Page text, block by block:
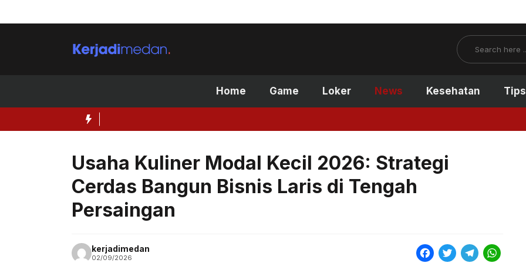
to
Search
Home Game Loker News Kesehatan Tips
Usaha Kuliner Modal Kecil 2026: Strategi
Cerdas Bangun Bisnis Laris di Tengah
Persaingan
kerjadimedan
02/09/2026
F
T
T
W